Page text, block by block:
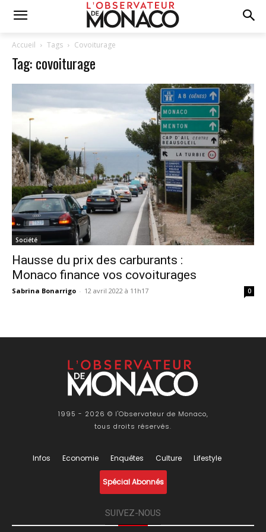
Accueil Tags Covoiturage
Tag: covoiturage
Société
Hausse du prix des carburants :
Monaco finance vos covoiturages
Sabrina Bonarrigo - 12 avril 2022 à 11h17 0
1995 - 2026 © l'Observateur de Monaco,
tous droits réservés.
Infos Economie Enquêtes Culture Lifestyle
Spécial Abonnés
SUIVEZ-NOUS